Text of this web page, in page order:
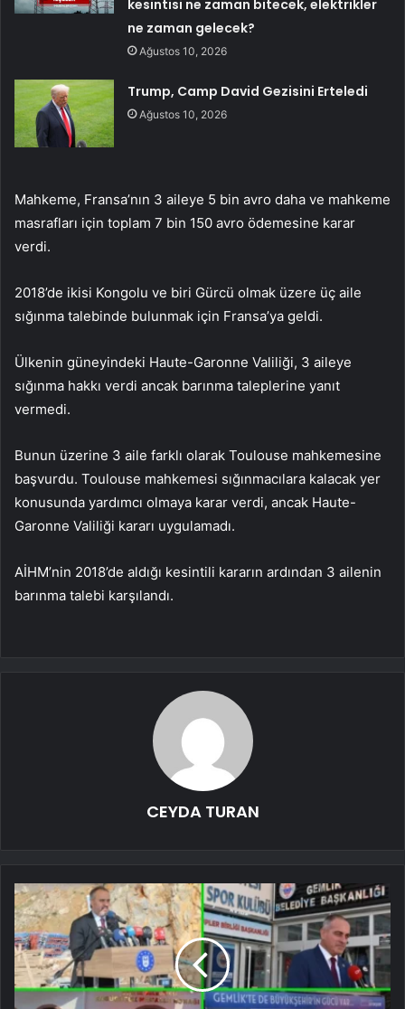
kesintisi ne zaman bitecek, elektrikler
ne zaman gelecek?
Ağustos 10, 2026
Trump, Camp David Gezisini Erteledi
Ağustos 10, 2026
Mahkeme, Fransa’nın 3 aileye 5 bin avro daha ve mahkeme
masrafları için toplam 7 bin 150 avro ödemesine karar
verdi.
2018’de ikisi Kongolu ve biri Gürcü olmak üzere üç aile
sığınma talebinde bulunmak için Fransa’ya geldi.
Ülkenin güneyindeki Haute-Garonne Valiliği, 3 aileye
sığınma hakkı verdi ancak barınma taleplerine yanıt
vermedi.
Bunun üzerine 3 aile farklı olarak Toulouse mahkemesine
başvurdu. Toulouse mahkemesi sığınmacılara kalacak yer
konusunda yardımcı olmaya karar verdi, ancak Haute-
Garonne Valiliği kararı uygulamadı.
AİHM’nin 2018’de aldığı kesintili kararın ardından 3 ailenin
barınma talebi karşılandı.
CEYDA TURAN